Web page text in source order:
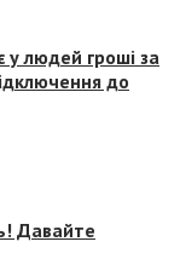
людей гроші за
до
Давайте